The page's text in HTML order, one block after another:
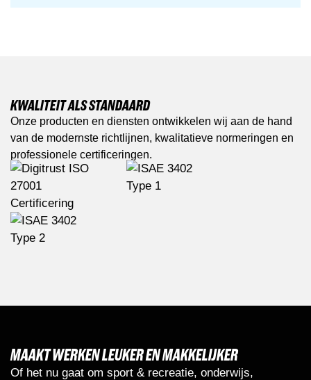
KWALITEIT ALS STANDAARD
Onze producten en diensten ontwikkelen wij aan de hand
van de modernste richtlijnen, kwalitatieve normeringen en
professionele certificeringen.
MAAKT WERKEN LEUKER EN MAKKELIJKER
Of het nu gaat om sport & recreatie, onderwijs,